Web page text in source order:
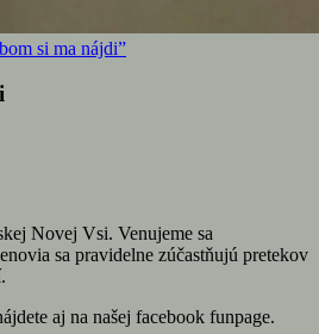
si ma nájdi”
Novej Vsi. Venujeme sa
sa pravidelne zúčastňujú pretekov
aj na našej facebook funpage.